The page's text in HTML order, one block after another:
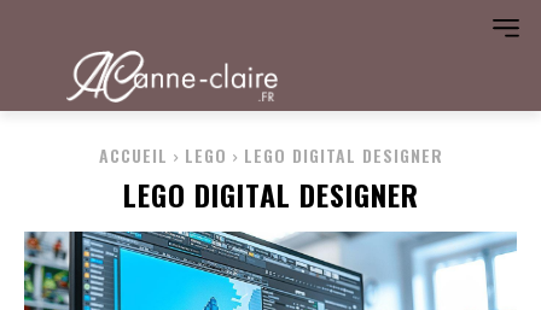
ACCUEIL LEGO LEGO DIGITAL DESIGNER
LEGO DIGITAL DESIGNER